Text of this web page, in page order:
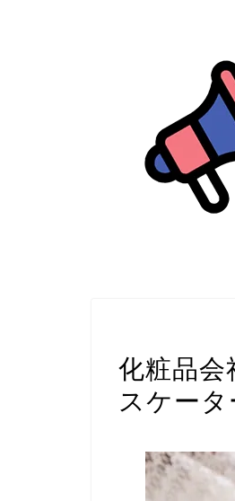
化粧品会
スケータ